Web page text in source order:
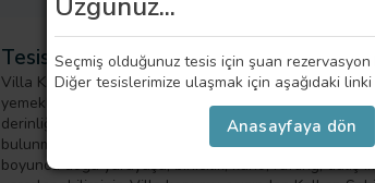
Tesis Hakkında Genel Bilgiler
Villa KAL322 Kaş Kalkan'da hizmet veren 2 yatak
yemeklerinizi pişirip, yiyebileceğiniz mutfak ve mutfak
derinliği 155 cm olan açık yüzme havuzu, sauna, Türk
bulunmaktadır. Villaya giriş saatleri 16:00-22:00
boyunca doğa yürüyüşü, binicilik, kano, rafting, dalış
Seçmiş olduğunuz tesis için şuan
Diğer tesislerimize ulaşmak için aşağıdaki
Anasayfaya dön